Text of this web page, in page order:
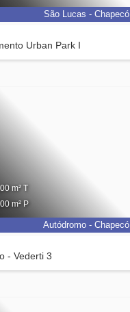
Urban Park I
São Lucas - Chapecó
- Vederti 3
m² T
m² P
Autódromo - Chapecó